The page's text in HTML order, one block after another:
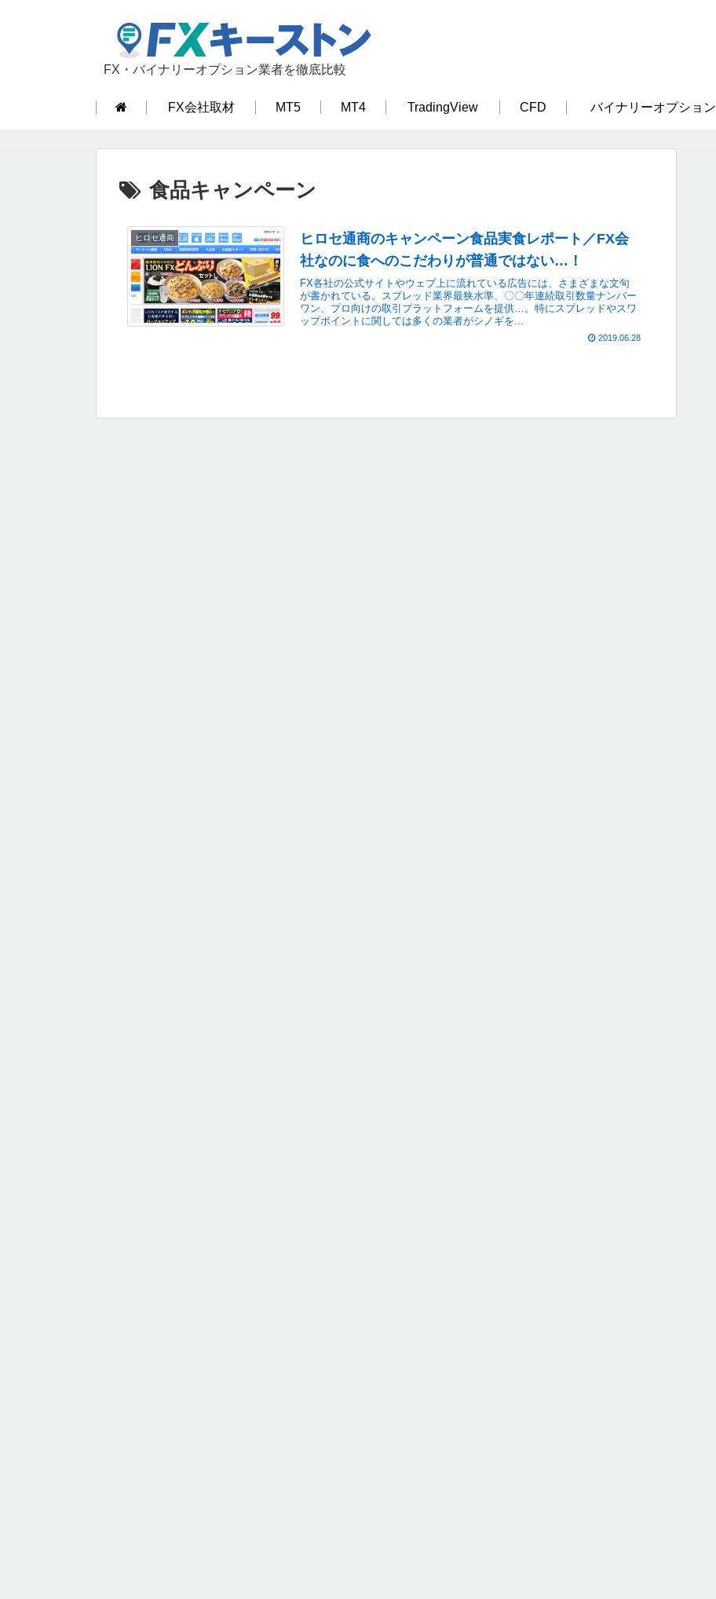
FX・バイナリーオプション業者を徹底比較
FX会社取材 MT5 MT4 TradingView CFD バイナリーオプション
食品キャンペーン
ヒロセ通商
ヒロセ通商のキャンペーン食品実食レポート／FX会
社なのに食へのこだわりが普通ではない…！
FX各社の公式サイトやウェブ上に流れている広告には、さまざまな文句
が書かれている。スプレッド業界最狭水準、〇〇年連続取引数量ナンバー
ワン、プロ向けの取引プラットフォームを提供…。特にスプレッドやスワ
ップポイントに関しては多くの業者がシノギを...
2019.06.28